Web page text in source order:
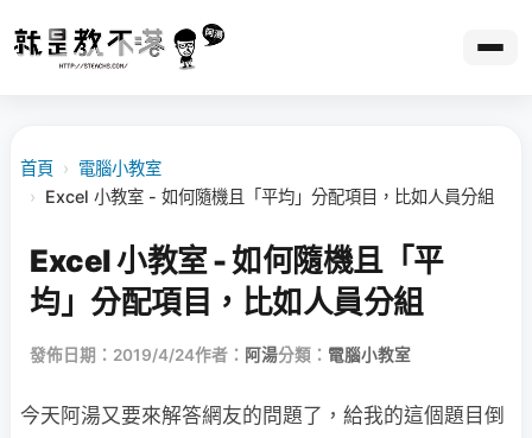
首頁 › 電腦小教室
› Excel 小教室 - 如何隨機且「平均」分配項目，比如人員分組
Excel 小教室 - 如何隨機且「平
均」分配項目，比如人員分組
發佈日期：2019/4/24作者： 阿湯分類： 電腦小教室
今天阿湯又要來解答網友的問題了，給我的這個題目倒